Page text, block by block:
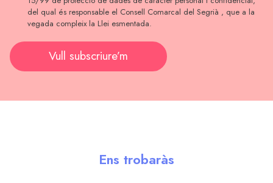
del qual és responsable el Consell Comarcal del Segrià , que a la
vegada compleix la Llei esmentada.
Vull subscriure’m
Ens trobaràs